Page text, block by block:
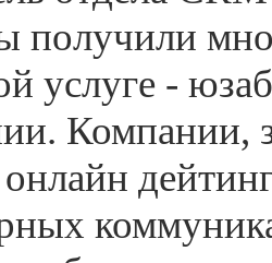
услуге -
Компании,